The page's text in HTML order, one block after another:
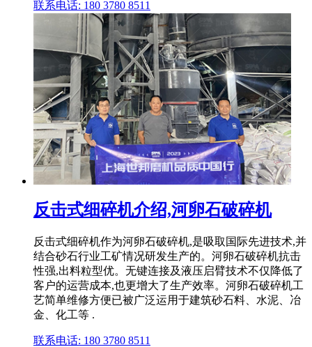
联系电话: 180 3780 8511
反击式细碎机介绍,河卵石破碎机
反击式细碎机作为河卵石破碎机,是吸取国际先进技术,并
结合砂石行业工矿情况研发生产的。河卵石破碎机抗击
性强,出料粒型优。无键连接及液压启臂技术不仅降低了
客户的运营成本,也更增大了生产效率。河卵石破碎机工
艺简单维修方便已被广泛运用于建筑砂石料、水泥、冶
金、化工等 .
联系电话: 180 3780 8511